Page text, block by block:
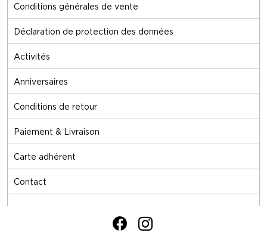
Conditions générales de vente
Déclaration de protection des données
Activités
Anniversaires
Conditions de retour
Paiement & Livraison
Carte adhérent
Contact